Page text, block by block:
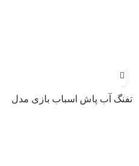
تفنگ آب پاش اسباب بازی مدل